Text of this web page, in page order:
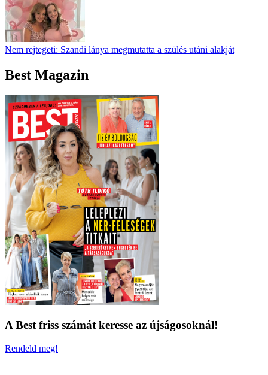
Nem rejtegeti: Szandi lánya megmutatta a szülés utáni alakját
Best Magazin
A Best friss számát keresse az újságosoknál!
Rendeld meg!